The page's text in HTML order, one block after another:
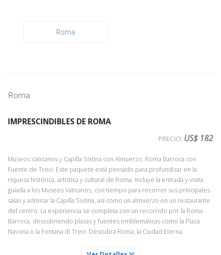
Roma
Roma
IMPRESCINDIBLES DE ROMA
PRECIO: US$ 182
Museos Vaticanos y Capilla Sixtina con Almuerzo, Roma Barroca con
Fuente de Trevi. Este paquete está pensado para profundizar en la
riqueza histórica, artística y cultural de Roma. Incluye la entrada y visita
guiada a los Museos Vaticanos, con tiempo para recorrer sus principales
salas y admirar la Capilla Sixtina, así como un almuerzo en un restaurante
del centro. La experiencia se completa con un recorrido por la Roma
Barroca, descubriendo plazas y fuentes emblemáticas como la Plaza
Navona o la Fontana di Trevi. Descubra Roma, la Ciudad Eterna.
ALMUERZO EN RESTAURANTE CENTRICO DE ROMA